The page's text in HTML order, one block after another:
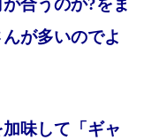
が多いのでよ
味して「ギャ